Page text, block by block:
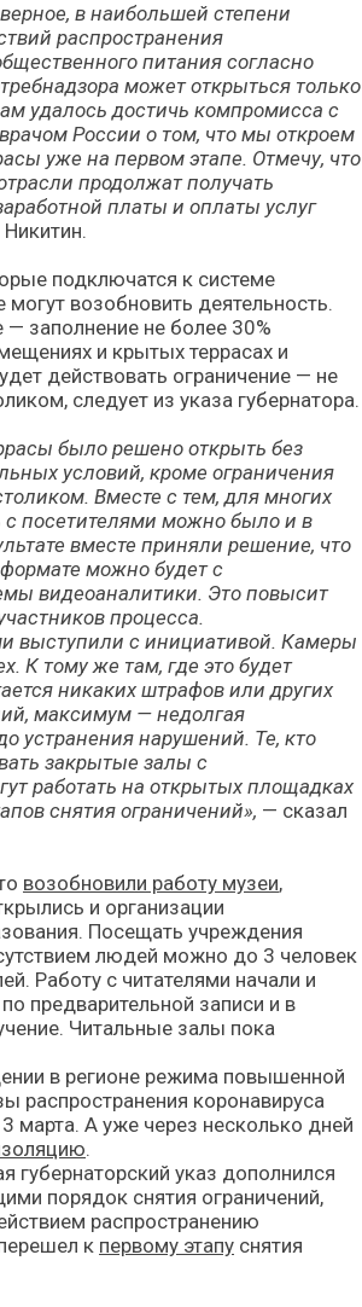
в наибольшей степени
распространения
питания согласно
может открыться только
удалось достичь компромисса с
России о том, что мы откроем
уже на первом этапе. Отмечу, что
продолжат получать
платы и оплаты услуг
подключатся к системе
могут возобновить деятельность.
заполнение не более 30%
и крытых террасах и
действовать ограничение — не
следует из указа губернатора.
было решено открыть без
условий, кроме ограничения
Вместе с тем, для многих
с посетителями можно было и в
вместе приняли решение, что
можно будет с
видеоаналитики. Это повысит
процесса.
выступили с инициативой. Камеры
К тому же там, где это будет
никаких штрафов или других
максимум — недолгая
устранения нарушений. Те, кто
закрытые залы с
работать на открытых площадках
снятия ограничений», — сказал
возобновили работу музеи,
и организации
Посещать учреждения
людей можно до 3 человек
Работу с читателями начали и
предварительной записи и в
Читальные залы пока
в регионе режима повышенной
распространения коронавируса
марта. А уже через несколько дней
.
губернаторский указ дополнился
порядок снятия ограничений,
распространению
к первому этапу снятия